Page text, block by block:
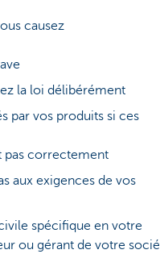
causez
la loi délibérément
par vos produits si ces
pas correctement
aux exigences de vos
spécifique en votre
ou gérant de votre